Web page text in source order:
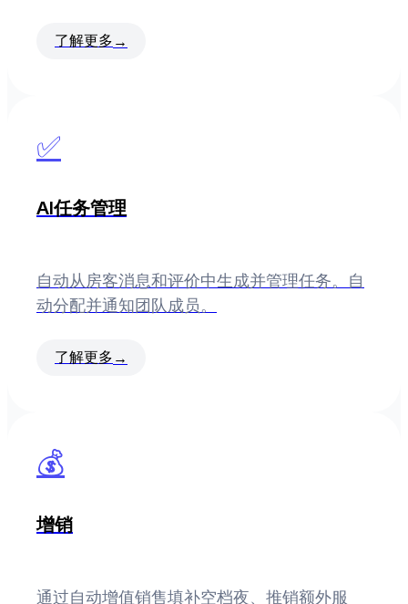
了解更多 →
✅
AI任务管理
自动从房客消息和评价中生成并管理任务。自
动分配并通知团队成员。
了解更多 →
💰
增销
通过自动增值销售填补空档夜、推销额外服